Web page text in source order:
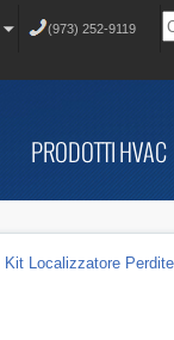
(973) 252-9119
PRODOTTI HVAC
Kit Localizzatore